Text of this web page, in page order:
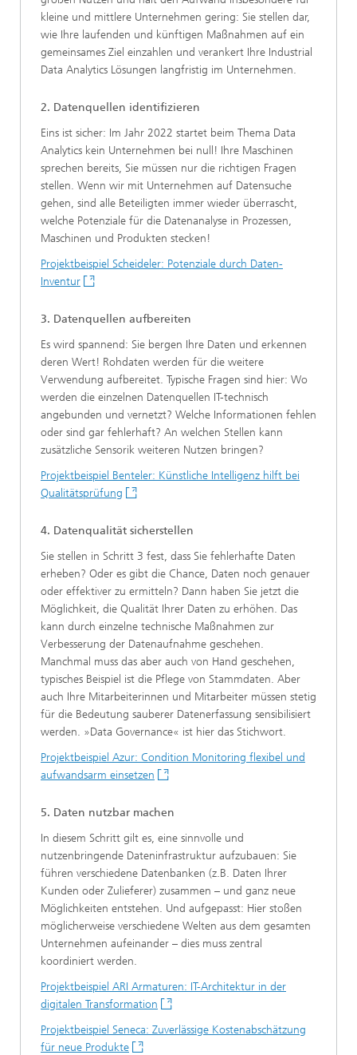
kleine und mittlere Unternehmen gering: Sie stellen dar,
wie Ihre laufenden und künftigen Maßnahmen auf ein
gemeinsames Ziel einzahlen und verankert Ihre Industrial
Data Analytics Lösungen langfristig im Unternehmen.
2. Datenquellen identifizieren
Eins ist sicher: Im Jahr 2022 startet beim Thema Data
Analytics kein Unternehmen bei null! Ihre Maschinen
sprechen bereits, Sie müssen nur die richtigen Fragen
stellen. Wenn wir mit Unternehmen auf Datensuche
gehen, sind alle Beteiligten immer wieder überrascht,
welche Potenziale für die Datenanalyse in Prozessen,
Maschinen und Produkten stecken!
Projektbeispiel Scheideler: Potenziale durch Daten-
Inventur
3. Datenquellen aufbereiten
Es wird spannend: Sie bergen Ihre Daten und erkennen
deren Wert! Rohdaten werden für die weitere
Verwendung aufbereitet. Typische Fragen sind hier: Wo
werden die einzelnen Datenquellen IT-technisch
angebunden und vernetzt? Welche Informationen fehlen
oder sind gar fehlerhaft? An welchen Stellen kann
zusätzliche Sensorik weiteren Nutzen bringen?
Projektbeispiel Benteler: Künstliche Intelligenz hilft bei
Qualitätsprüfung
4. Datenqualität sicherstellen
Sie stellen in Schritt 3 fest, dass Sie fehlerhafte Daten
erheben? Oder es gibt die Chance, Daten noch genauer
oder effektiver zu ermitteln? Dann haben Sie jetzt die
Möglichkeit, die Qualität Ihrer Daten zu erhöhen. Das
kann durch einzelne technische Maßnahmen zur
Verbesserung der Datenaufnahme geschehen.
Manchmal muss das aber auch von Hand geschehen,
typisches Beispiel ist die Pflege von Stammdaten. Aber
auch Ihre Mitarbeiterinnen und Mitarbeiter müssen stetig
für die Bedeutung sauberer Datenerfassung sensibilisiert
werden. »Data Governance« ist hier das Stichwort.
Projektbeispiel Azur: Condition Monitoring flexibel und
aufwandsarm einsetzen
5. Daten nutzbar machen
In diesem Schritt gilt es, eine sinnvolle und
nutzenbringende Dateninfrastruktur aufzubauen: Sie
führen verschiedene Datenbanken (z.B. Daten Ihrer
Kunden oder Zulieferer) zusammen – und ganz neue
Möglichkeiten entstehen. Und aufgepasst: Hier stoßen
möglicherweise verschiedene Welten aus dem gesamten
Unternehmen aufeinander – dies muss zentral
koordiniert werden.
Projektbeispiel ARI Armaturen: IT-Architektur in der
digitalen Transformation
Projektbeispiel Seneca: Zuverlässige Kostenabschätzung
für neue Produkte